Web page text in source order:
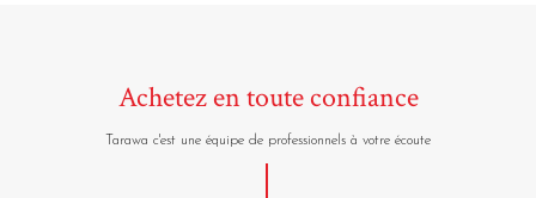
Achetez en toute confiance
Tarawa c'est une équipe de professionnels à votre écoute